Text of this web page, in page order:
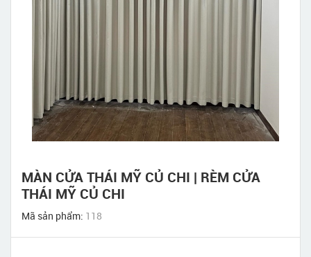
MÀN CỬA THÁI MỸ CỦ CHI | RÈM CỬA
THÁI MỸ CỦ CHI
Mã sản phẩm: 118